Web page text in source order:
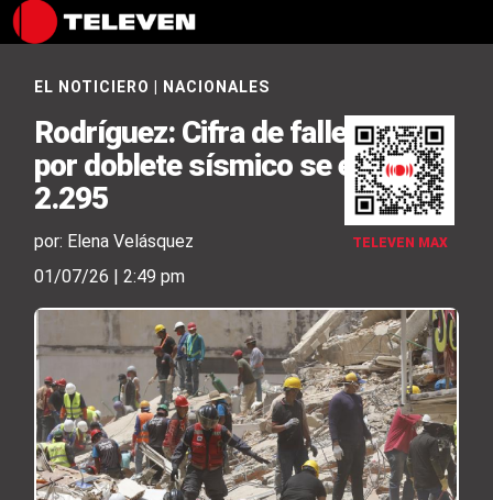
TELEVEN MAX
EL NOTICIERO NACIONALES
Rodríguez: Cifra de fallecidos
por doblete sísmico se elevó
2.295
por: Elena Velásquez
01/07/26 | 2:49 pm